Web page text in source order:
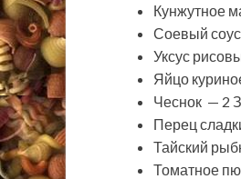
Кунжутное
Соевый
Уксус
Яйцо
Чеснок — 2
Перец
Тайский
Томатное